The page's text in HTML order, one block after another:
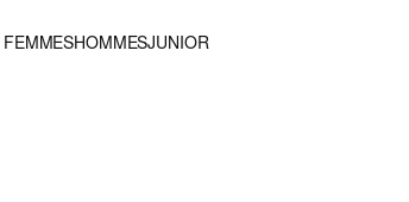
FEMMESHOMMESJUNIOR